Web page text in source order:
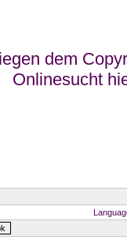
dem
Onlinesucht